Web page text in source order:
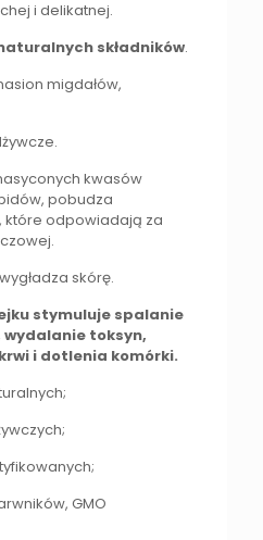
i delikatnej.
składników.
migdałów,
kwasów
pobudza
które odpowiadają za
skórę.
stymuluje spalanie
wydalanie toksyn,
i dotlenia komórki.
GMO